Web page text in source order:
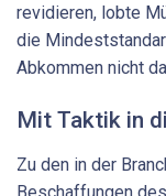
revidieren, lobte
die
Abkommen nicht
Mit Taktik in
Zu den in der
Beschaffungen